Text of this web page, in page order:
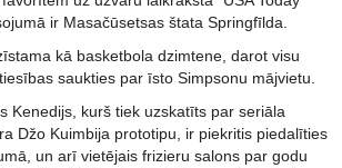
ir Masačūsetsas štata Springfīlda.
kā basketbola dzimtene, darot visu
saukties par īsto Simpsonu mājvietu.
Kenedijs, kurš tiek uzskatīts par seriāla
Džo Kuimbija prototipu, ir piekritis piedalīties
un arī vietējais frizieru salons par godu